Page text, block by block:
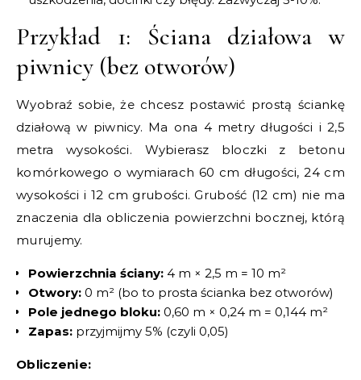
Przykład 1: Ściana działowa w
piwnicy (bez otworów)
Wyobraź sobie, że chcesz postawić prostą ściankę
działową w piwnicy. Ma ona 4 metry długości i 2,5
metra wysokości. Wybierasz bloczki z betonu
komórkowego o wymiarach 60 cm długości, 24 cm
wysokości i 12 cm grubości. Grubość (12 cm) nie ma
znaczenia dla obliczenia powierzchni bocznej, którą
murujemy.
Powierzchnia ściany: 4 m × 2,5 m = 10 m²
Otwory: 0 m² (bo to prosta ścianka bez otworów)
Pole jednego bloku: 0,60 m × 0,24 m = 0,144 m²
Zapas: przyjmijmy 5% (czyli 0,05)
Obliczenie: